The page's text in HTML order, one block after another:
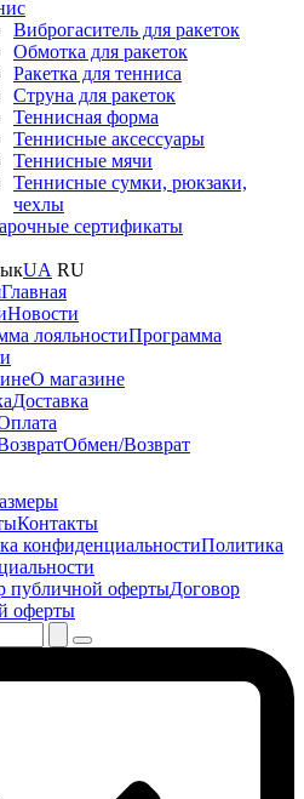
Виброгаситель для ракеток
Обмотка для ракеток
Ракетка для тенниса
Струна для ракеток
Теннисная форма
Теннисные аксессуары
Теннисные мячи
Теннисные сумки, рюкзаки,
чехлы
сертификаты
UA RU
Главная
Новости
Программа
О магазине
Доставка
Обмен/Возврат
Контакты
Политика
Договор
оферты